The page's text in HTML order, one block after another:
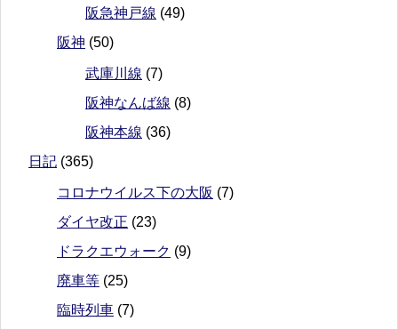
阪急神戸線 (49)
阪神 (50)
武庫川線 (7)
阪神なんば線 (8)
阪神本線 (36)
日記 (365)
コロナウイルス下の大阪 (7)
ダイヤ改正 (23)
ドラクエウォーク (9)
廃車等 (25)
臨時列車 (7)